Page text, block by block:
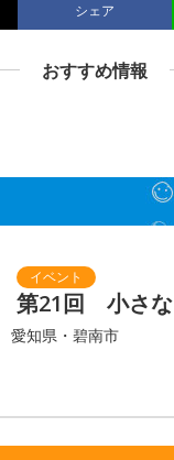
シェア
おすすめ情報
第21回 小さな
愛知県・碧南市